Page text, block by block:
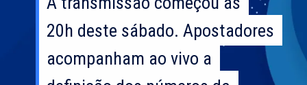
20h deste sábado. Apostadores
acompanham ao vivo a
20h deste sábado. Apostadores
acompanham ao vivo a